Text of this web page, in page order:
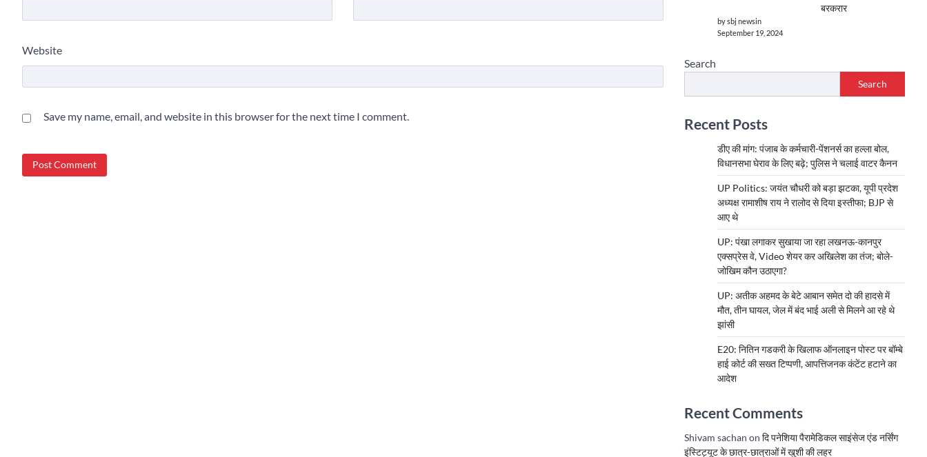
Website
Save my name, email, and website in this browser for the next time I comment.
बरकरार
by sbj newsin
September 19, 2024
Search
Search
Recent Posts
डीए की मांग: पंजाब के कर्मचारी-पेंशनर्स का हल्ला बोल,
विधानसभा घेराव के लिए बढ़े; पुलिस ने चलाई वाटर कैनन
UP Politics: जयंत चौधरी को बड़ा झटका, यूपी प्रदेश
अध्यक्ष रामाशीष राय ने रालोद से दिया इस्तीफा; BJP से
आए थे
UP: पंखा लगाकर सुखाया जा रहा लखनऊ-कानपुर
एक्सप्रेस वे, Video शेयर कर अखिलेश का तंज; बोले-
जोखिम कौन उठाएगा?
UP: अतीक अहमद के बेटे आबान समेत दो की हादसे में
मौत, तीन घायल, जेल में बंद भाई अली से मिलने आ रहे थे
झांसी
E20: नितिन गडकरी के खिलाफ ऑनलाइन पोस्ट पर बॉम्बे
हाई कोर्ट की सख्त टिप्पणी, आपत्तिजनक कंटेंट हटाने का
आदेश
Recent Comments
Shivam sachan on दि पनेशिया पैरामेडिकल साइंसेज एंड नर्सिंग
इंस्टिट्यूट के छात्र-छात्राओं में खुशी की लहर